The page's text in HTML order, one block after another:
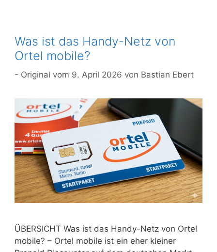
Was ist das Handy-Netz von
Ortel mobile?
9. April 2026 von Bastian Ebert
ÜBERSICHT Was ist das Handy-Netz von Ortel
mobile? – Ortel mobile ist ein eher kleiner